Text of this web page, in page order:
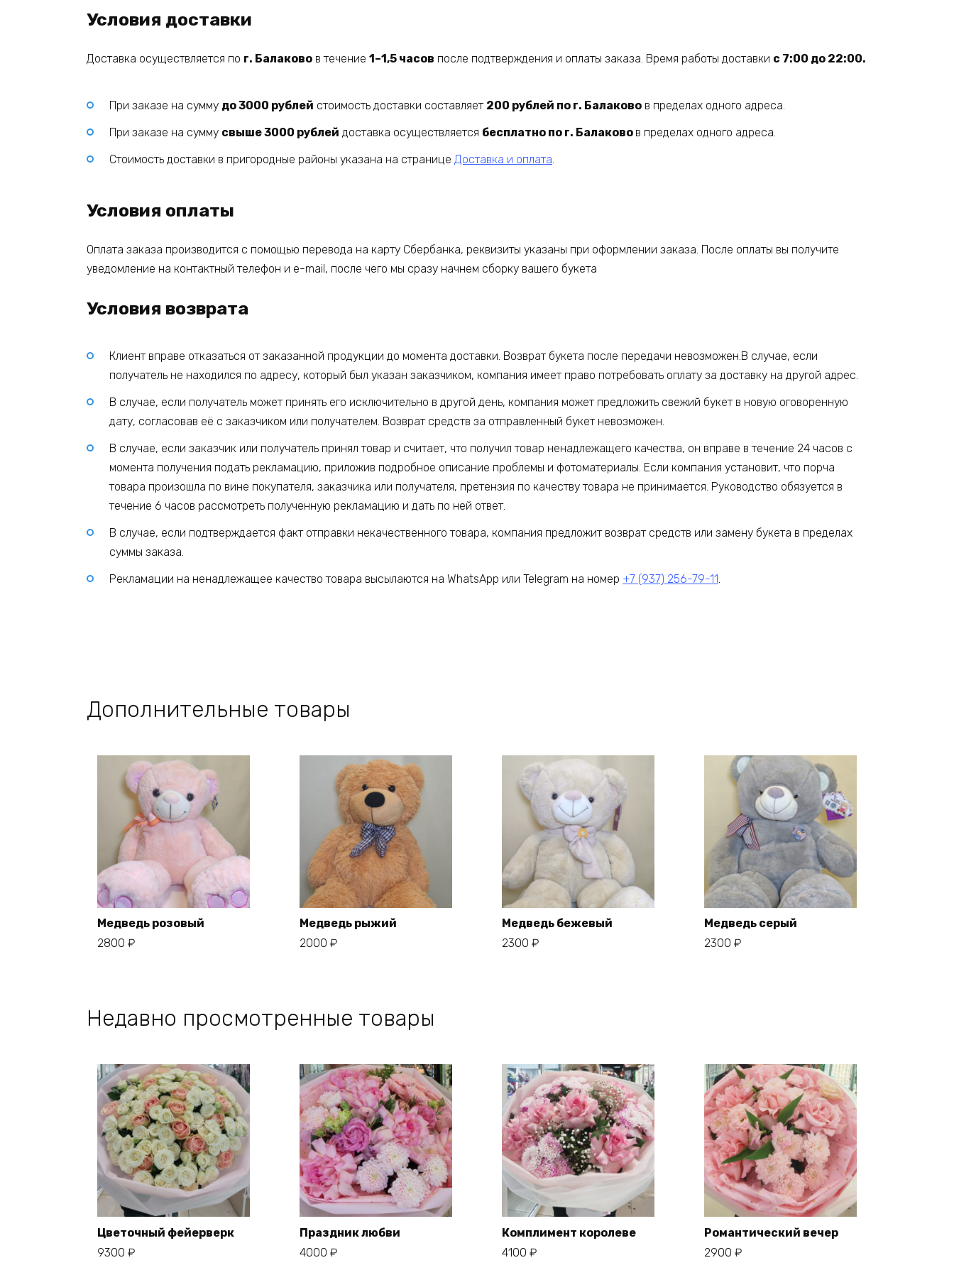
Условия доставки
Доставка осуществляется по г. Балаково в течение 1–1,5 часов после подтверждения и оплаты заказа. Время работы доставки с 7:00 до 22:00.
При заказе на сумму до 3000 рублей стоимость доставки составляет 200 рублей по г. Балаково в пределах одного адреса.
При заказе на сумму свыше 3000 рублей доставка осуществляется бесплатно по г. Балаково в пределах одного адреса.
Стоимость доставки в пригородные районы указана на странице Доставка и оплата.
Условия оплаты
Оплата заказа производится с помощью перевода на карту Сбербанка, реквизиты указаны при оформлении заказа. После оплаты вы получите
уведомление на контактный телефон и e-mail, после чего мы сразу начнем сборку вашего букета
Условия возврата
Клиент вправе отказаться от заказанной продукции до момента доставки. Возврат букета после передачи невозможен.В случае, если
получатель не находился по адресу, который был указан заказчиком, компания имеет право потребовать оплату за доставку на другой адрес.
В случае, если получатель может принять его исключительно в другой день, компания может предложить свежий букет в новую оговоренную
дату, согласовав её с заказчиком или получателем. Возврат средств за отправленный букет невозможен.
В случае, если заказчик или получатель принял товар и считает, что получил товар ненадлежащего качества, он вправе в течение 24 часов с
момента получения подать рекламацию, приложив подробное описание проблемы и фотоматериалы. Если компания установит, что порча
товара произошла по вине покупателя, заказчика или получателя, претензия по качеству товара не принимается. Руководство обязуется в
течение 6 часов рассмотреть полученную рекламацию и дать по ней ответ.
В случае, если подтверждается факт отправки некачественного товара, компания предложит возврат средств или замену букета в пределах
суммы заказа.
Рекламации на ненадлежащее качество товара высылаются на WhatsApp или Telegram на номер +7 (937) 256-79-11.
Дополнительные товары
Медведь розовый
2800 ₽
Медведь рыжий
2000 ₽
Медведь бежевый
2300 ₽
Медведь серый
2300 ₽
Недавно просмотренные товары
Цветочный фейерверк
9300 ₽
Праздник любви
4000 ₽
Комплимент королеве
4100 ₽
Романтический вечер
2900 ₽